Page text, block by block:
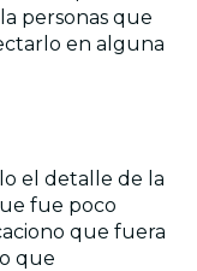
personas que
en alguna
el detalle de la
fue poco
que fuera
que